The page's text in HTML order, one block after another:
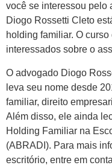
você se interessou pelo
Diogo Rossetti Cleto
holding familiar. O
interessados sobre o
O advogado Diogo
leva seu nome desde
familiar, direito
Além disso, ele ainda
Holding Familiar na
(ABRADI). Para mais
escritório, entre em